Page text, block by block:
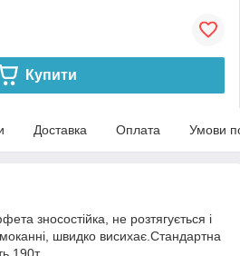
Купити
Доставка Оплата Умови
зносостійка, не розтягується і
швидко висихає.Стандартна
190т.